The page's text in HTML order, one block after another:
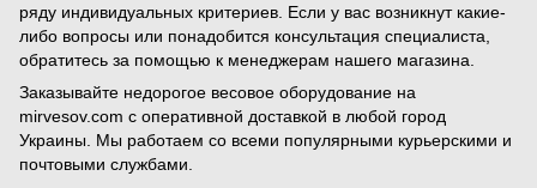
ряду индивидуальных критериев. Если у вас возникнут какие-
либо вопросы или понадобится консультация специалиста,
обратитесь за помощью к менеджерам нашего магазина.
Заказывайте недорогое весовое оборудование на
mirvesov.com с оперативной доставкой в любой город
Украины. Мы работаем со всеми популярными курьерскими и
почтовыми службами.